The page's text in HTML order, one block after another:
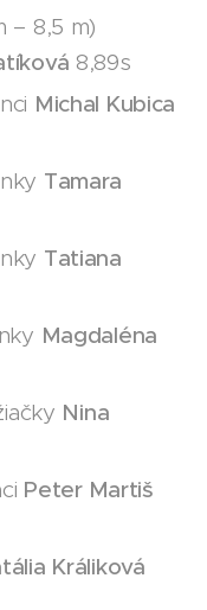
– 8,5 m)
8,89s
Michal Kubica
Tamara
Tatiana
Magdaléna
Nina
Peter Martiš
Králiková